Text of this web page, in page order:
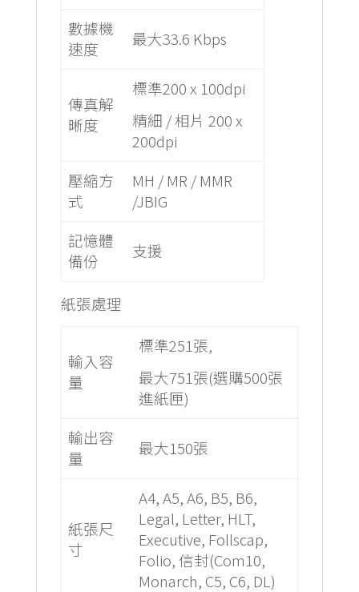
數據機
速度
最大33.6 Kbps
傳真解
晰度
標準200 x 100dpi
精細 / 相片 200 x
200dpi
壓縮方
式
MH / MR / MMR
/JBIG
記憶體
備份
支援
紙張處理
輸入容
量
標準251張,
最大751張(選購500張
進紙匣)
輸出容
量
最大150張
紙張尺
寸
A4, A5, A6, B5, B6,
Legal, Letter, HLT,
Executive, Follscap,
Folio, 信封(Com10,
Monarch, C5, C6, DL)